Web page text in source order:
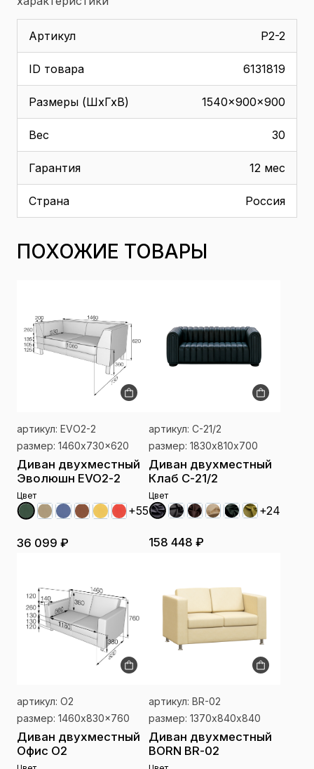
Артикул P2-2
ID товара 6131819
Размеры (ШхГхВ) 1540x900x900
Вес 30
Гарантия 12 мес
Страна Россия
ПОХОЖИЕ ТОВАРЫ
артикул: EVO2-2
размер: 1460x730x620
Диван двухместный
Эволюшн EVO2-2
Цвет
+55
36 099 ₽
артикул: С-21/2
размер: 1830х810х700
Диван двухместный
Клаб С-21/2
Цвет
+24
158 448 ₽
артикул: O2
размер: 1460x830x760
Диван двухместный
Офис O2
артикул: BR-02
размер: 1370х840х840
Диван двухместный
BORN BR-02